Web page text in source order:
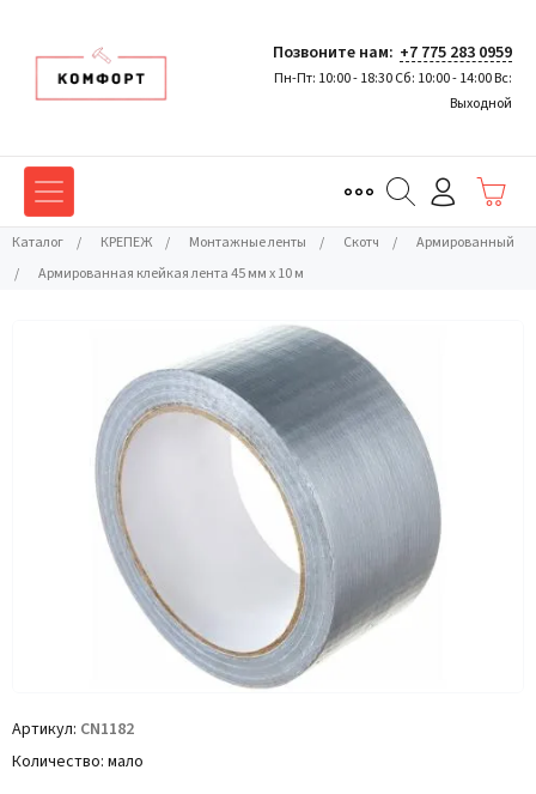
Позвоните нам: +7 775 283 0959
Пн-Пт: 10:00 - 18:30 Сб: 10:00 - 14:00 Вс:
Выходной
Каталог / КРЕПЕЖ / Монтажные ленты / Скотч /
Армированный
/
Армированная клейкая лента 45 мм х 10 м
Артикул CN1182
Количество мало